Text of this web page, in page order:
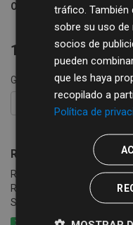
Ordenar por
1 conjunto de
Grupos: Turismo
FILTRAR RESULTADOS
Registro Turístico de
Relación e información de
Registro Turístico de la
Salamanca
tráfico.
sobre su uso
socios de
pueden
que les haya
recopilado a
Política de